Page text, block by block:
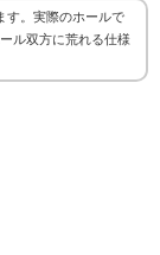
す。実際のホールで
ル双方に荒れる仕様